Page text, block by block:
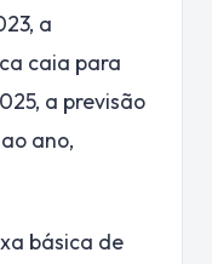
a
caia para
a previsão
ano,
básica de